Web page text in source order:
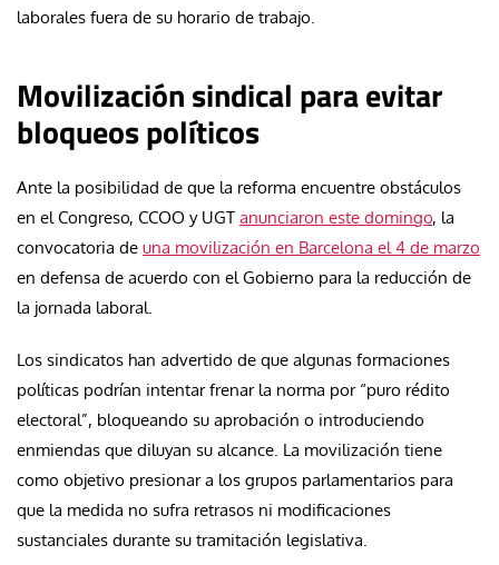
laborales fuera de su horario de trabajo.
Movilización sindical para evitar
bloqueos políticos
Ante la posibilidad de que la reforma encuentre obstáculos
en el Congreso, CCOO y UGT anunciaron este domingo, la
convocatoria de una movilización en Barcelona el 4 de marzo
en defensa de acuerdo con el Gobierno para la reducción de
la jornada laboral.
Los sindicatos han advertido de que algunas formaciones
políticas podrían intentar frenar la norma por “puro rédito
electoral”, bloqueando su aprobación o introduciendo
enmiendas que diluyan su alcance. La movilización tiene
como objetivo presionar a los grupos parlamentarios para
que la medida no sufra retrasos ni modificaciones
sustanciales durante su tramitación legislativa.